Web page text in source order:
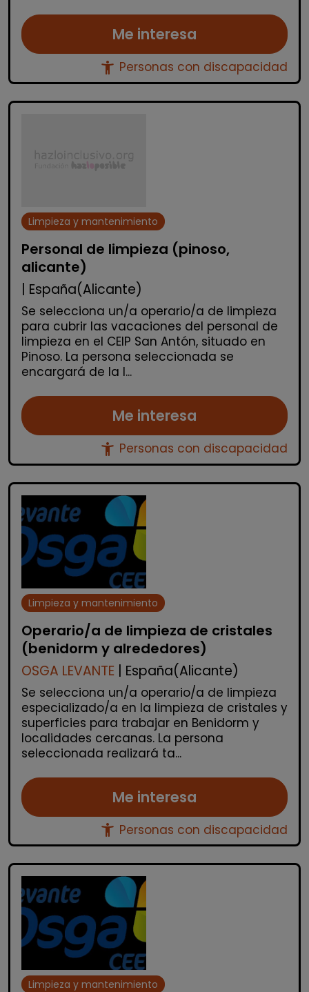
Me interesa
accessibility_new Personas con discapacidad
Limpieza y mantenimiento
Personal de limpieza (pinoso,
alicante)
| España(Alicante)
Se selecciona un/a operario/a de limpieza
para cubrir las vacaciones del personal de
limpieza en el CEIP San Antón, situado en
Pinoso. La persona seleccionada se
encargará de la l...
Me interesa
accessibility_new Personas con discapacidad
Limpieza y mantenimiento
Operario/a de limpieza de cristales
(benidorm y alrededores)
OSGA LEVANTE | España(Alicante)
Se selecciona un/a operario/a de limpieza
especializado/a en la limpieza de cristales y
superficies para trabajar en Benidorm y
localidades cercanas. La persona
seleccionada realizará ta...
Me interesa
accessibility_new Personas con discapacidad
Limpieza y mantenimiento